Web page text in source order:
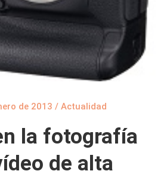
de 2013 / Actualidad
la fotografía
de alta